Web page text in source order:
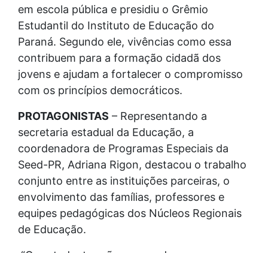
em escola pública e presidiu o Grêmio
Estudantil do Instituto de Educação do
Paraná. Segundo ele, vivências como essa
contribuem para a formação cidadã dos
jovens e ajudam a fortalecer o compromisso
com os princípios democráticos.
PROTAGONISTAS – Representando a
secretaria estadual da Educação, a
coordenadora de Programas Especiais da
Seed-PR, Adriana Rigon, destacou o trabalho
conjunto entre as instituições parceiras, o
envolvimento das famílias, professores e
equipes pedagógicas dos Núcleos Regionais
de Educação.